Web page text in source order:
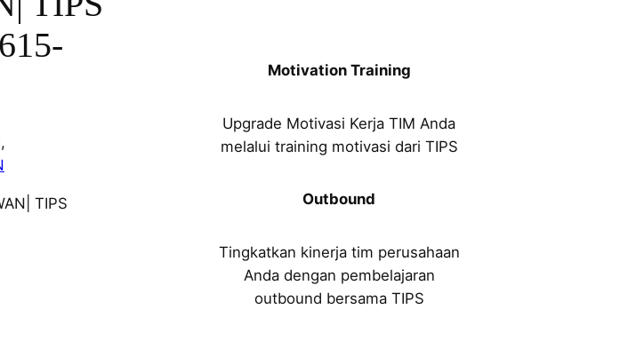
Motivation Training
Upgrade Motivasi Kerja TIM Anda
melalui training motivasi dari TIPS
Outbound
Tingkatkan kinerja tim perusahaan
Anda dengan pembelajaran
outbound bersama TIPS